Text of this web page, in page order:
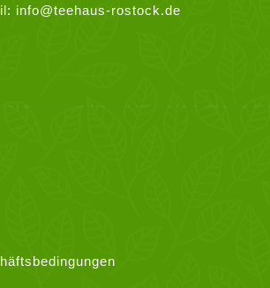
info@teehaus-rostock.de